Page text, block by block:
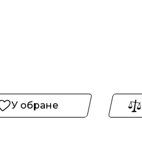
У обране